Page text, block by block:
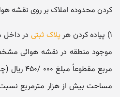
کردن محدوده املاک بر روی نقشه
۱) پیاده کردن هر پلاک ثبتیدر داخل
مربع